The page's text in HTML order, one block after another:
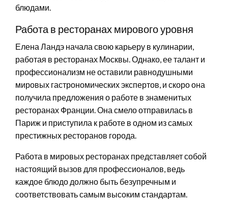
блюдами.
Работа в ресторанах мирового уровня
Елена Ландэ начала свою карьеру в кулинарии,
работая в ресторанах Москвы. Однако, ее талант и
профессионализм не оставили равнодушными
мировых гастрономических экспертов, и скоро она
получила предложения о работе в знаменитых
ресторанах Франции. Она смело отправилась в
Париж и приступила к работе в одном из самых
престижных ресторанов города.
Работа в мировых ресторанах представляет собой
настоящий вызов для профессионалов, ведь
каждое блюдо должно быть безупречным и
соответствовать самым высоким стандартам.